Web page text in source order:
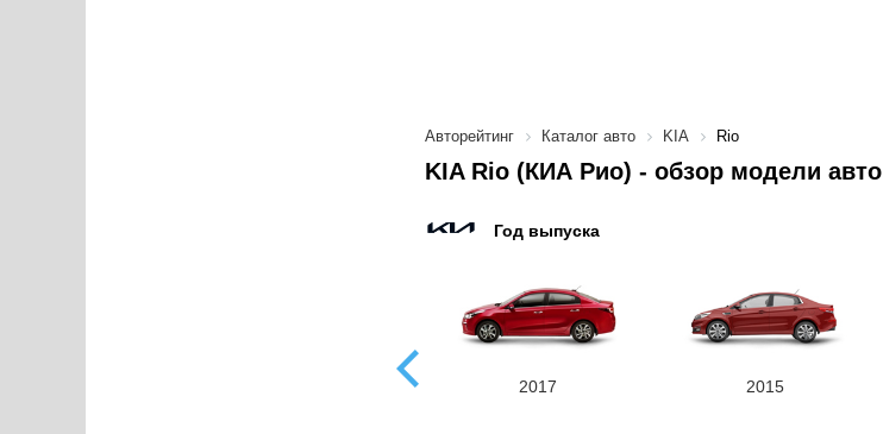
Авторейтинг Каталог авто KIA Rio
KIA Rio (КИА Рио) - обзор модели авто
Год выпуска
2017 2015